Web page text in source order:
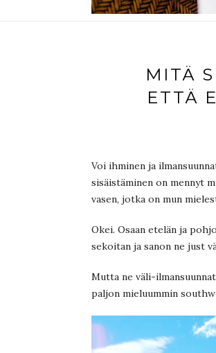
MITÄ
ETTÄ
Voi ihminen ja
sisäistäminen on mennyt
vasen, jotka on mun
Okei. Osaan etelän ja
sekoitan ja sanon ne just
Mutta ne väli-
paljon mieluummin